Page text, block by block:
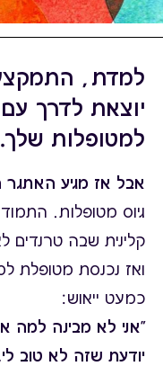
למדת,
יוצאת לדרך עם
למטופלות שלך.
אבל אז מגיע האתגר
גיוס מטופלות.
קלינית שבה טרנדים
ואז נכנסת מטופלת
כמעט ייאוש:
"אני לא מבינה למה
יודעת שזה לא טוב